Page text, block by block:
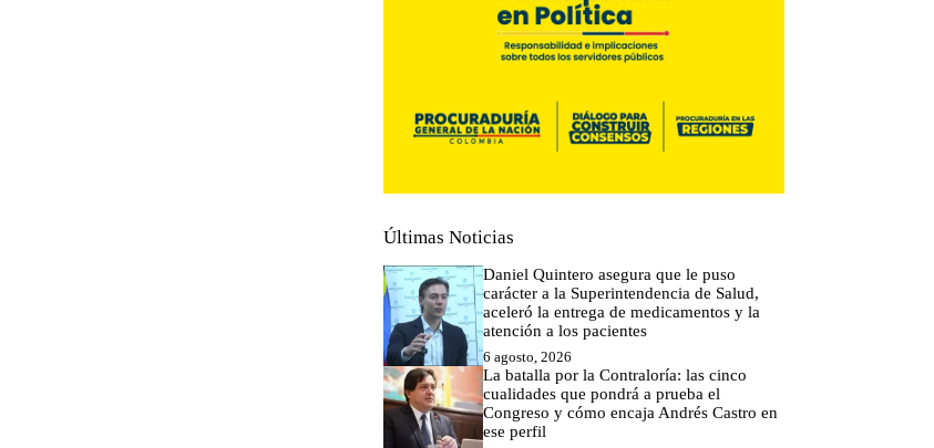
Últimas Noticias
Daniel Quintero asegura que le puso
carácter a la Superintendencia de Salud,
aceleró la entrega de medicamentos y la
atención a los pacientes
6 agosto, 2026
La batalla por la Contraloría: las cinco
cualidades que pondrá a prueba el
Congreso y cómo encaja Andrés Castro en
ese perfil